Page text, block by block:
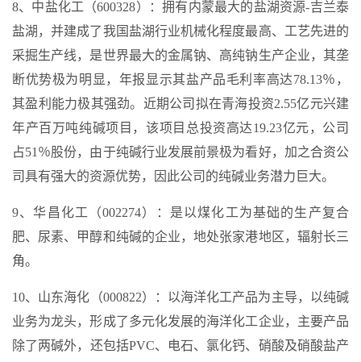
8、中盐化工（600328）：拥有内蒙最大的盐湖资源-吉兰泰
盐湖，并建成了我国盐湖行业机械化程度最高、工艺先进的
采掘生产线，是世界最大的金属钠、高纯钠生产企业，其垄
断优势极为明显，年报显示其盐产品毛利率高达78.13％，
其盈利能力极其强劲。近期公司拟在青海投资2.55亿元兴建
年产百万吨纯碱项目，该项目总投资高达19.23亿元，公司
占51％股份，由于纯碱行业发展前景极为看好，加之合资公
司具有强大的资源优势，因此公司的纯碱业务潜力巨大。
9、华昌化工（002274）：是以煤化工为基础的生产复合
肥、尿素、甲醇和纯碱的企业，地处张家港地区，辐射长三
角。
10、山东海化（000822）：以海洋化工产品为主导，以纯碱
业务为龙头，形成了多元化发展的海洋化工企业，主要产品
除了两碱外，还包括PVC、电石、氯化钙、硝酸及硝酸盐产